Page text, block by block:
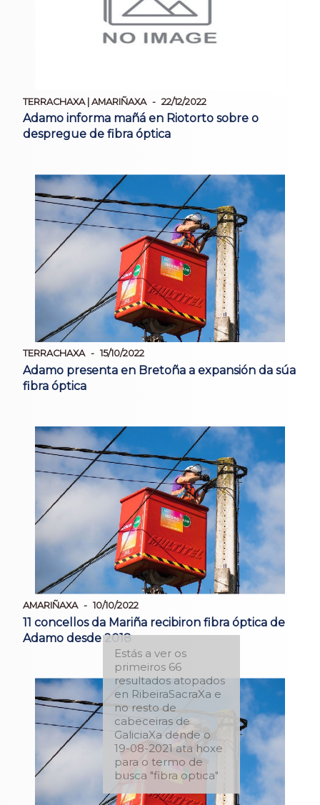
TERRACHAXA | AMARIÑAXA 22/12/2022
Adamo informa mañá en Riotorto sobre o
despregue de fibra óptica
TERRACHAXA 15/10/2022
Adamo presenta en Bretoña a expansión da súa
fibra óptica
AMARIÑAXA 10/10/2022
11 concellos da Mariña recibiron fibra óptica de
Adamo desde 2018
Estás a ver os
primeiros 66
resultados atopados
en RibeiraSacraXa e
no resto de
cabeceiras de
GaliciaXa dende o
19-08-2021 ata hoxe
para o termo de
busca "fibra optica"